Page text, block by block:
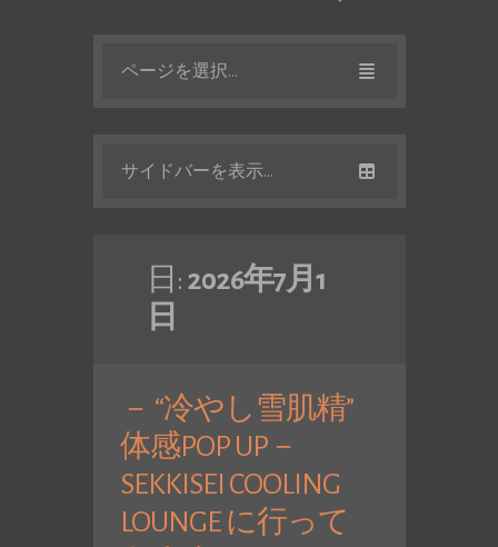
ページを選択...
サイドバーを表示...
日: 2026年7月1
日
－ “冷やし雪肌精”
体感POP UP－
SEKKISEI COOLING
LOUNGE に行って